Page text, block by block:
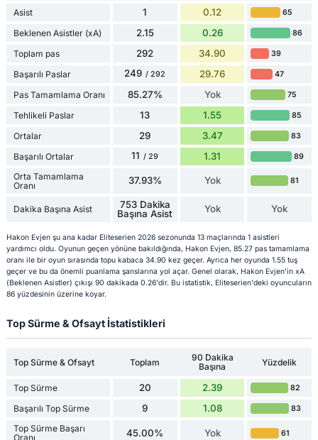
Asist 1 0.12 65
Beklenen Asistler (xA) 2.15 0.26 86
Toplam pas 292 34.90 39
Başarılı Paslar 249 / 292 29.76 47
Pas Tamamlama Oranı 85.27% Yok 75
Tehlikeli Paslar 13 1.55 85
Ortalar 29 3.47 83
Başarılı Ortalar 11 / 29 1.31 89
Orta Tamamlama
Oranı
37.93% Yok 81
Dakika Başına Asist
753 Dakika
Başına Asist
Yok Yok
Hakon Evjen şu ana kadar Eliteserien 2026 sezonunda 13 maçlarında 1 asistleri
yardımcı oldu. Oyunun geçen yönüne bakıldığında, Hakon Evjen, 85.27 pas tamamlama
oranı ile bir oyun sırasında topu kabaca 34.90 kez geçer. Ayrıca her oyunda 1.55 tuş
geçer ve bu da önemli puanlama şanslarına yol açar. Genel olarak, Hakon Evjen'in xA
(Beklenen Asistler) çıkışı 90 dakikada 0.26'dir. Bu istatistik, Eliteserien'deki oyuncuların
86 yüzdesinin üzerine koyar.
Top Sürme & Ofsayt İstatistikleri
Top Sürme & Ofsayt Toplam
90 Dakika
Başına
Yüzdelik
Top Sürme 20 2.39 82
Başarılı Top Sürme 9 1.08 83
Top Sürme Başarı
Oranı
45.00% Yok 61